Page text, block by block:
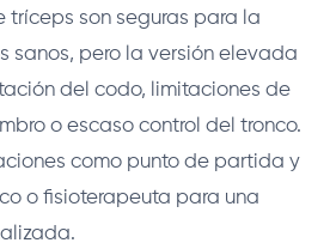
tríceps son seguras para la
sanos, pero la versión elevada
del codo, limitaciones de
o escaso control del tronco.
como punto de partida y
o fisioterapeuta para una